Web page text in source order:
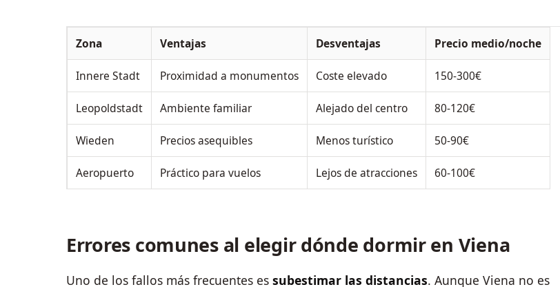
Zona Ventajas Desventajas Precio medio/noche
Innere Stadt Proximidad a monumentos Coste elevado 150-300€
Leopoldstadt Ambiente familiar Alejado del centro 80-120€
Wieden Precios asequibles Menos turístico 50-90€
Aeropuerto Práctico para vuelos Lejos de atracciones 60-100€
Errores comunes al elegir dónde dormir en Viena
Uno de los fallos más frecuentes es subestimar las distancias. Aunque Viena no es